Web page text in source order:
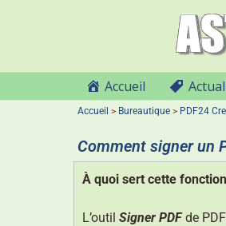
Accueil
Accueil > Bureautique > PDF24
Comment signer un
À quoi sert cette
L’outil Signer PDFde